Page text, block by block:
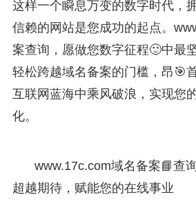
这样一个瞬息万变的数字时代，
信赖的网站是您成功的起点。
案查询，愿做您数字征程🙂中最
轻松跨越域名备案的门槛，昂🎯
互联网蓝海中乘风破浪，实现您
化。
www.17c.com域名备案📘查
超越期待，赋能您的在线事业